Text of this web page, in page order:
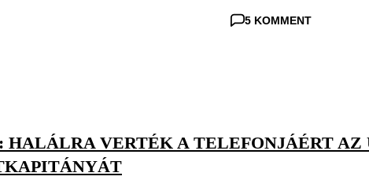
5 KOMMENT
HALÁLRA VERTÉK A TELEFONJÁÉRT